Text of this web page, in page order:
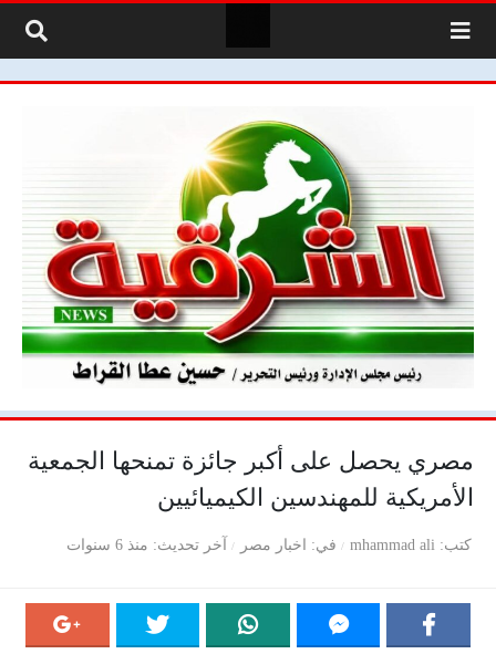
مصري يحصل على أكبر جائزة تمنحها الجمعية
الأمريكية للمهندسين الكيميائيين
كتب mhammad ali في اخبار مصر آخر تحديث منذ 6 سنوات